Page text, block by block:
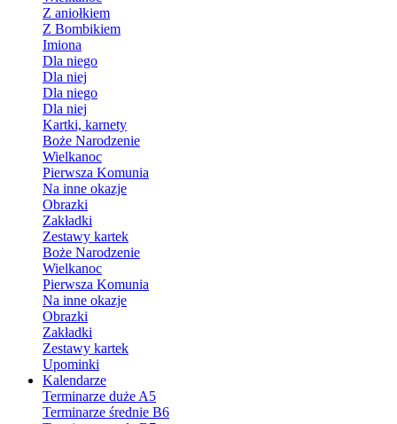
Z aniołkiem
Z Bombikiem
Imiona
Dla niego
Dla niej
Dla niego
Dla niej
Kartki, karnety
Boże Narodzenie
Wielkanoc
Pierwsza Komunia
Na inne okazje
Obrazki
Zakładki
Zestawy kartek
Boże Narodzenie
Wielkanoc
Pierwsza Komunia
Na inne okazje
Obrazki
Zakładki
Zestawy kartek
Upominki
Kalendarze
Terminarze duże A5
Terminarze średnie B6